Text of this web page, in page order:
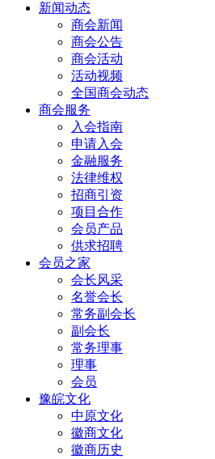
新闻动态
商会新闻
商会公告
商会活动
活动视频
全国商会动态
商会服务
入会指南
申请入会
金融服务
法律维权
招商引资
项目合作
会员产品
供求招聘
会员之家
会长风采
名誉会长
常务副会长
副会长
常务理事
理事
会员
豫皖文化
中原文化
徽商文化
徽商历史